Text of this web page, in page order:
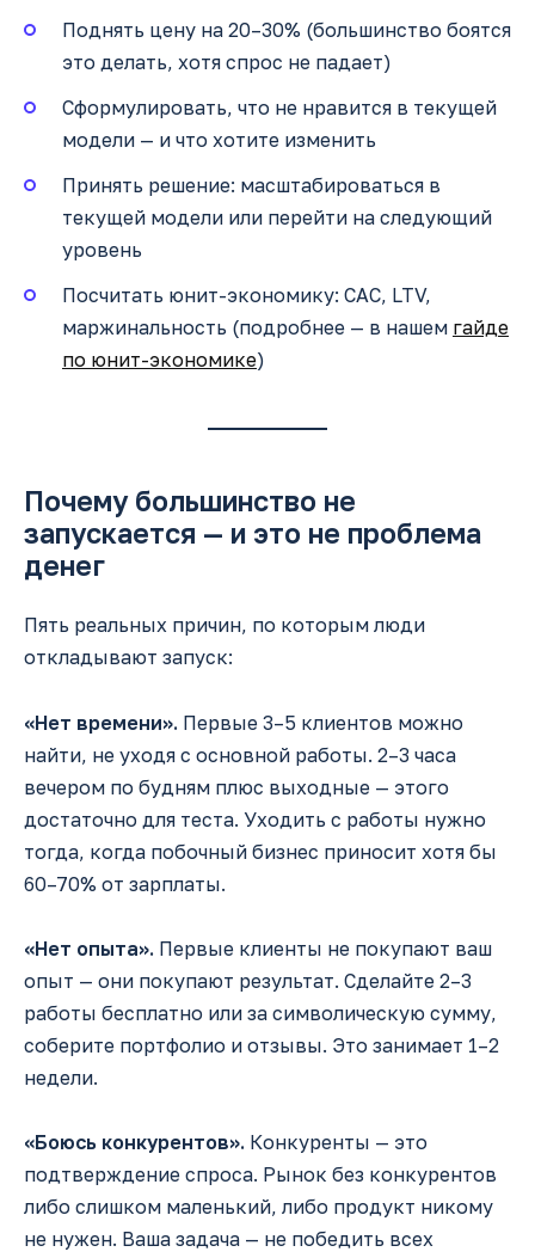
Поднять цену на 20–30% (большинство боятся
это делать, хотя спрос не падает)
Сформулировать, что не нравится в текущей
модели — и что хотите изменить
Принять решение: масштабироваться в
текущей модели или перейти на следующий
уровень
Посчитать юнит-экономику: CAC, LTV,
маржинальность (подробнее — в нашем гайде
по юнит-экономике)
Почему большинство не
запускается — и это не проблема
денег
Пять реальных причин, по которым люди
откладывают запуск:
«Нет времени». Первые 3–5 клиентов можно
найти, не уходя с основной работы. 2–3 часа
вечером по будням плюс выходные — этого
достаточно для теста. Уходить с работы нужно
тогда, когда побочный бизнес приносит хотя бы
60–70% от зарплаты.
«Нет опыта». Первые клиенты не покупают ваш
опыт — они покупают результат. Сделайте 2–3
работы бесплатно или за символическую сумму,
соберите портфолио и отзывы. Это занимает 1–2
недели.
«Боюсь конкурентов». Конкуренты — это
подтверждение спроса. Рынок без конкурентов
либо слишком маленький, либо продукт никому
не нужен. Ваша задача — не победить всех